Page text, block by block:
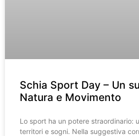
Schia Sport Day – Un
Natura e Movimento
Lo sport ha un potere straordinario:
territori e sogni. Nella suggestiva